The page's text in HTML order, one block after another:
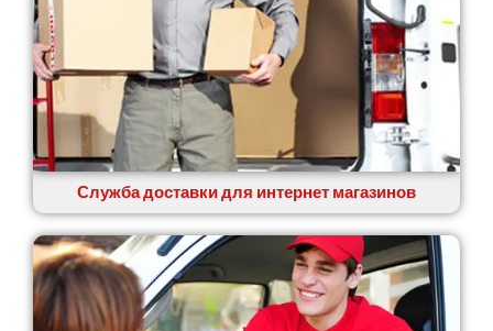
Служба доставки для интернет магазинов